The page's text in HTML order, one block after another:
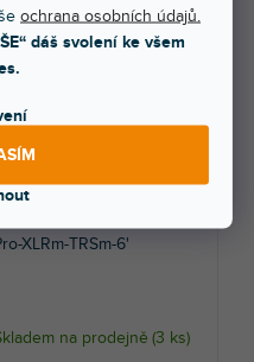
ochrana osobních údajů.
dáš svolení ke všem
XLRm-TRSm-6'
na prodejně (3 ks)